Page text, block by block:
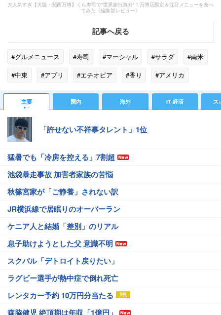
大人気すぎ【大阪・関西万博】くら寿司で″世界旅行気分″！万博店限定＆注目メニューを食べ
てみた《編集部レビュー》
記事へ戻る
#グルメニュース #寿司 #マーシャル #サラダ
#南米
#中東
#アプリ #エチオピア #香り
#アメリカ
#パンケーキ
#北アイルランド #バナナ
#見た目
#アルフ
#パラオ
主要 国内 海外 IT 経済 ス
「許せない不祥事タレント」1位
猛暑でも「冷房を控える」7割超
池袋暴走事故 加害者家族の苦悩
秋篠宮家が「ご静養」されない訳
JR横浜線で居眠りのオーバーラン
ケニア人と結婚「差別」のリアル
息子助けようとした父 意識不明
スクバル「デトロイト戻りたい」
ラグビー選手が熱中症で倒れ死亡
レンタカー予約 10万円分当たる
森脇健児 絶頂期は年収「1億円」